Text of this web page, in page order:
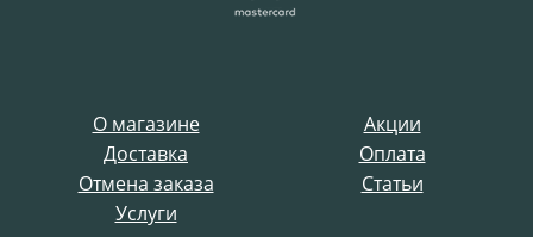
О магазине
Акции
Доставка
Оплата
Отмена заказа
Статьи
Услуги